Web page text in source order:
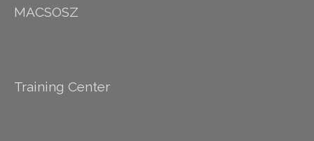
MACSOSZ
Training Center